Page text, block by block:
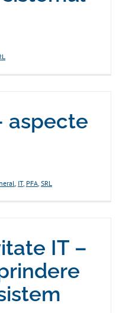
aspecte
, IT, PFA, SRL
IT –